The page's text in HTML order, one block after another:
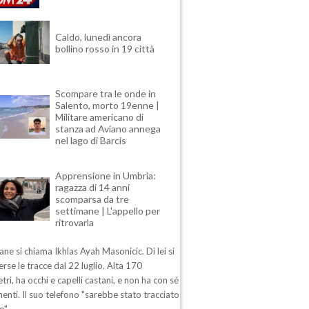
Caldo, lunedì ancora
bollino rosso in 19 città
Scompare tra le onde in
Salento, morto 19enne |
Militare americano di
stanza ad Aviano annega
nel lago di Barcis
Apprensione in Umbria:
ragazza di 14 anni
scomparsa da tre
settimane | L'appello per
ritrovarla
si chiama Ikhlas Ayah Masonicic. Di lei si
le tracce dal 22 luglio. Alta 170
ha occhi e capelli castani, e non ha con sé
Il suo telefono "sarebbe stato tracciato